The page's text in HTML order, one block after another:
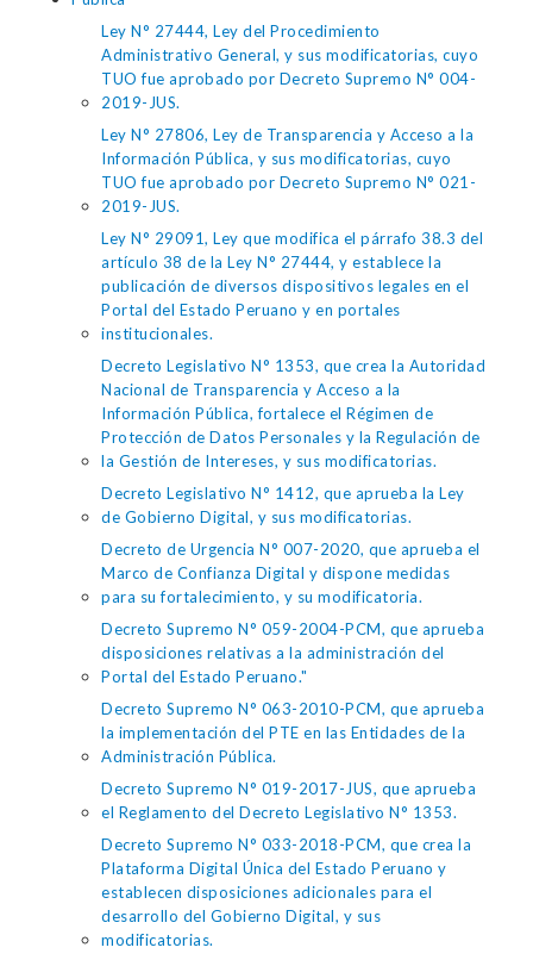
Ley N° 27444, Ley del Procedimiento
Administrativo General, y sus modificatorias, cuyo
TUO fue aprobado por Decreto Supremo N° 004-
2019-JUS.
Ley N° 27806, Ley de Transparencia y Acceso a la
Información Pública, y sus modificatorias, cuyo
TUO fue aprobado por Decreto Supremo N° 021-
2019-JUS.
Ley N° 29091, Ley que modifica el párrafo 38.3 del
artículo 38 de la Ley N° 27444, y establece la
publicación de diversos dispositivos legales en el
Portal del Estado Peruano y en portales
institucionales.
Decreto Legislativo N° 1353, que crea la Autoridad
Nacional de Transparencia y Acceso a la
Información Pública, fortalece el Régimen de
Protección de Datos Personales y la Regulación de
la Gestión de Intereses, y sus modificatorias.
Decreto Legislativo N° 1412, que aprueba la Ley
de Gobierno Digital, y sus modificatorias.
Decreto de Urgencia N° 007-2020, que aprueba el
Marco de Confianza Digital y dispone medidas
para su fortalecimiento, y su modificatoria.
Decreto Supremo N° 059-2004-PCM, que aprueba
disposiciones relativas a la administración del
Portal del Estado Peruano."
Decreto Supremo N° 063-2010-PCM, que aprueba
la implementación del PTE en las Entidades de la
Administración Pública.
Decreto Supremo N° 019-2017-JUS, que aprueba
el Reglamento del Decreto Legislativo N° 1353.
Decreto Supremo N° 033-2018-PCM, que crea la
Plataforma Digital Única del Estado Peruano y
establecen disposiciones adicionales para el
desarrollo del Gobierno Digital, y sus
modificatorias.